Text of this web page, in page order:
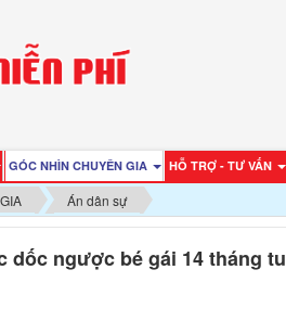
GÓC NHÌN CHUYÊN GIA HỖ TRỢ - TƯ VẤN
Án dân sự
dốc ngược bé gái 14 tháng